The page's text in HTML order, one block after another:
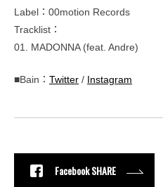
Label：00motion Records
Tracklist：
01. MADONNA (feat. Andre)
■Bain： Twitter / Instagram
Facebook SHARE